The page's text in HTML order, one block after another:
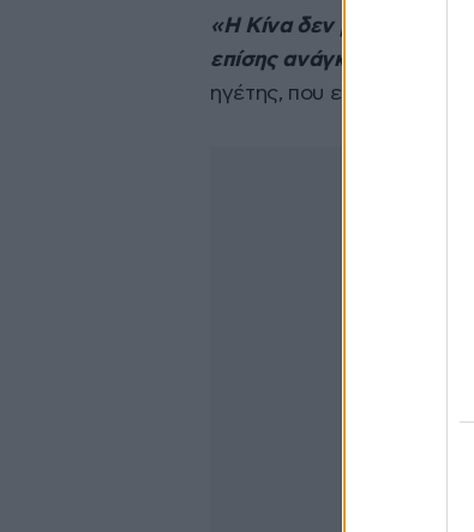
«Η Κίνα δεν μπορεί να
επίσης ανάγκη την Κίνα»
ηγέτης, που επίσης